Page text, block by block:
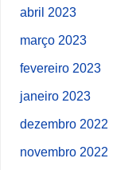
abril 2023
março 2023
fevereiro 2023
janeiro 2023
dezembro 2022
novembro 2022